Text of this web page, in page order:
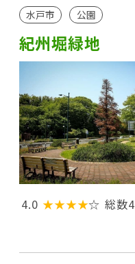
水戸市 公園
紀州堀緑地
4.0 ★★★★☆ 総数4